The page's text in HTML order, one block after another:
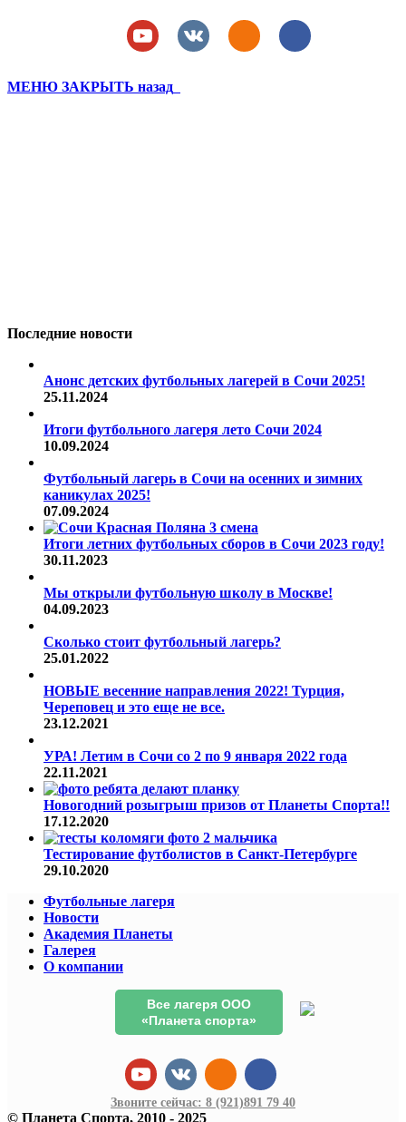
МЕНЮ ЗАКРЫТЬ назад
Последние новости
Анонс детских футбольных лагерей в Сочи 2025!
25.11.2024
Итоги футбольного лагеря лето Сочи 2024
10.09.2024
Футбольный лагерь в Сочи на осенних и зимних
каникулах 2025!
07.09.2024
Итоги летних футбольных сборов в Сочи 2023 году!
30.11.2023
Мы открыли футбольную школу в Москве!
04.09.2023
Сколько стоит футбольный лагерь?
25.01.2022
НОВЫЕ весенние направления 2022! Турция,
Череповец и это еще не все.
23.12.2021
УРА! Летим в Сочи со 2 по 9 января 2022 года
22.11.2021
Новогодний розыгрыш призов от Планеты Спорта!!
17.12.2020
Тестирование футболистов в Санкт-Петербурге
29.10.2020
Футбольные лагеря
Новости
Академия Планеты
Галерея
О компании
Все лагеря ООО
«Планета спорта»
Звоните сейчас: 8 (921)891 79 40
© Планета Спорта, 2010 - 2025